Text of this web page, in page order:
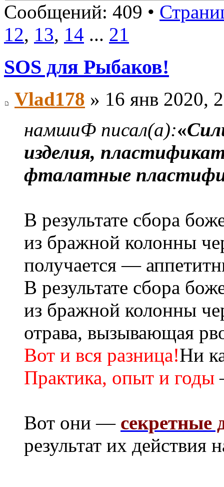
Сообщений: 409 •
12, 13, 14 ... 21
SOS для Рыбаков!
Vlad178 » 16 янв 2020,
намшиФ писал(а):«
изделия,
фталатные
В результате сбора
из бражной колонны
получается —
В результате сбора
из бражной колонны
отрава, вызывающая
Вот и вся разница!Ни
Практика, опыт и годы
Вот они — секретные
результат их